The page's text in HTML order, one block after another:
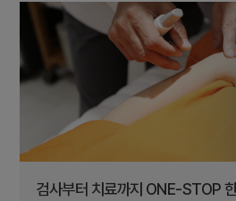
검사부터 치료까지 ONE-STOP